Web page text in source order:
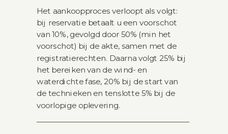
Het aankoopproces verloopt als volgt:
bij reservatie betaalt u een voorschot
van 10%, gevolgd door 50% (min het
voorschot) bij de akte, samen met de
registratierechten. Daarna volgt 25% bij
het bereiken van de wind- en
waterdichte fase, 20% bij de start van
de technieken en tenslotte 5% bij de
voorlopige oplevering.